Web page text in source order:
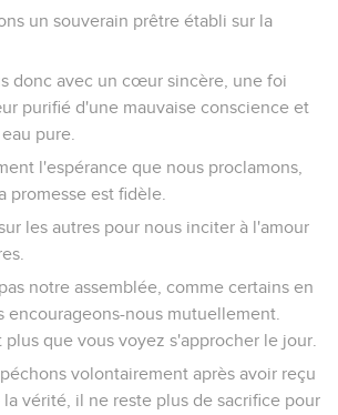
un souverain prêtre établi sur la
donc avec un cœur sincère, une foi
purifié d'une mauvaise conscience et
pure.
l'espérance que nous proclamons,
promesse est fidèle.
les autres pour nous inciter à l'amour
notre assemblée, comme certains en
encourageons-nous mutuellement.
plus que vous voyez s'approcher le jour.
volontairement après avoir reçu
la vérité, il ne reste plus de sacrifice pour